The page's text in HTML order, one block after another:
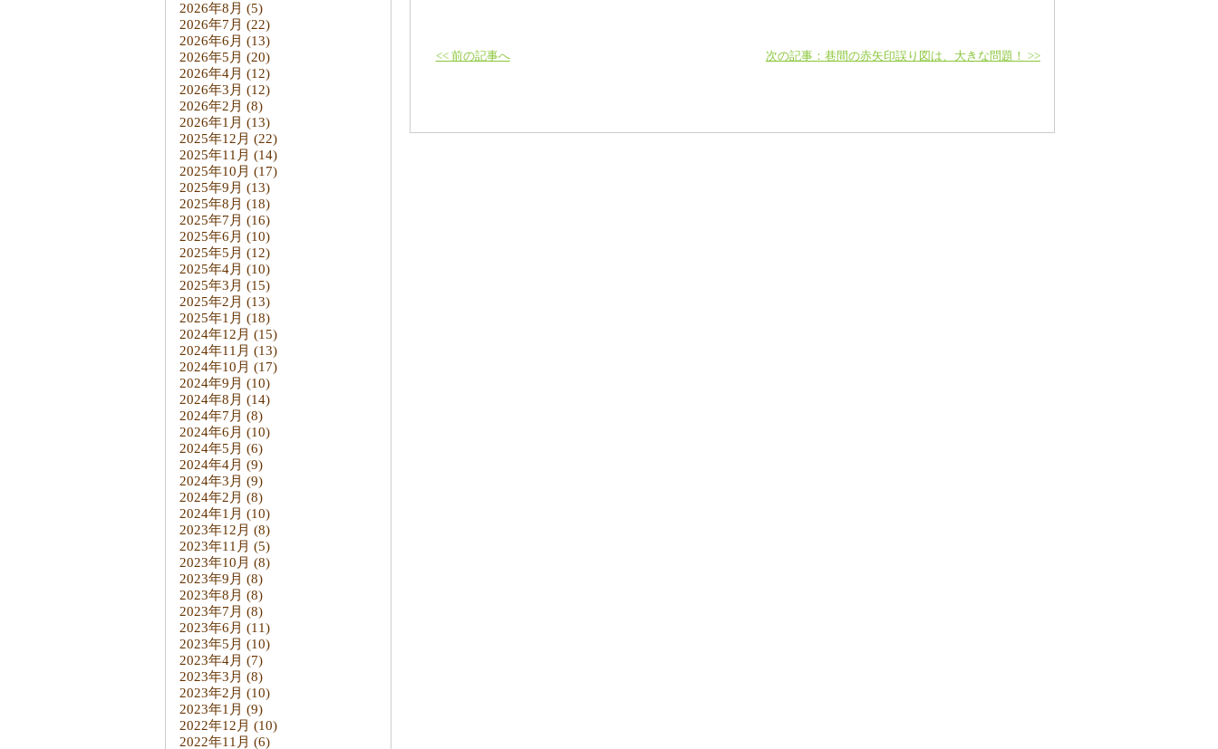
2026年8月 (5)
2026年7月 (22)
2026年6月 (13)
2026年5月 (20)
2026年4月 (12)
2026年3月 (12)
2026年2月 (8)
2026年1月 (13)
2025年12月 (22)
2025年11月 (14)
2025年10月 (17)
2025年9月 (13)
2025年8月 (18)
2025年7月 (16)
2025年6月 (10)
2025年5月 (12)
2025年4月 (10)
2025年3月 (15)
2025年2月 (13)
2025年1月 (18)
2024年12月 (15)
2024年11月 (13)
2024年10月 (17)
2024年9月 (10)
2024年8月 (14)
2024年7月 (8)
2024年6月 (10)
2024年5月 (6)
2024年4月 (9)
2024年3月 (9)
2024年2月 (8)
2024年1月 (10)
2023年12月 (8)
2023年11月 (5)
2023年10月 (8)
2023年9月 (8)
2023年8月 (8)
2023年7月 (8)
2023年6月 (11)
2023年5月 (10)
2023年4月 (7)
2023年3月 (8)
2023年2月 (10)
2023年1月 (9)
2022年12月 (10)
2022年11月 (6)
次の記事：巷間の赤矢印誤り図は、大きな問題！ >>
<< 前の記事へ